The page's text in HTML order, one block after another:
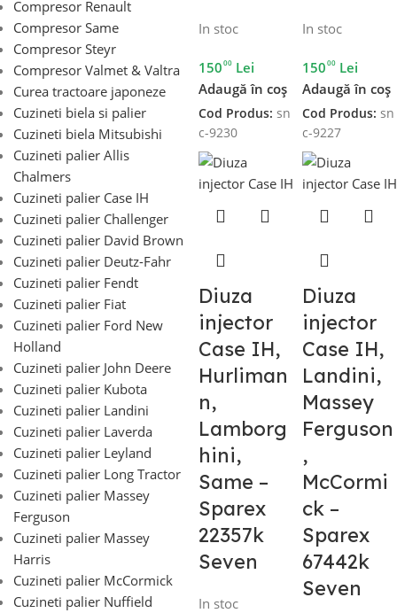
Compresor Renault
Compresor Same
Compresor Steyr
Compresor Valmet & Valtra
Curea tractoare japoneze
Cuzineti biela si palier
Cuzineti biela Mitsubishi
Cuzineti palier Allis
Chalmers
Cuzineti palier Case IH
Cuzineti palier Challenger
Cuzineti palier David Brown
Cuzineti palier Deutz-Fahr
Cuzineti palier Fendt
Cuzineti palier Fiat
Cuzineti palier Ford New
Holland
Cuzineti palier John Deere
Cuzineti palier Kubota
Cuzineti palier Landini
Cuzineti palier Laverda
Cuzineti palier Leyland
Cuzineti palier Long Tractor
Cuzineti palier Massey
Ferguson
Cuzineti palier Massey
Harris
Cuzineti palier McCormick
Cuzineti palier Nuffield
In stoc
15000 Lei
Adaugă în coș
Cod Produs: sn
c-9230
In stoc
15000 Lei
Adaugă în coș
Cod Produs: sn
c-9227
Diuza
injector
Case IH,
Hurliman
n,
Lamborg
hini,
Same –
Sparex
22357k
Seven
In stoc
Diuza
injector
Case IH,
Landini,
Massey
Ferguson
,
McCormi
ck –
Sparex
67442k
Seven